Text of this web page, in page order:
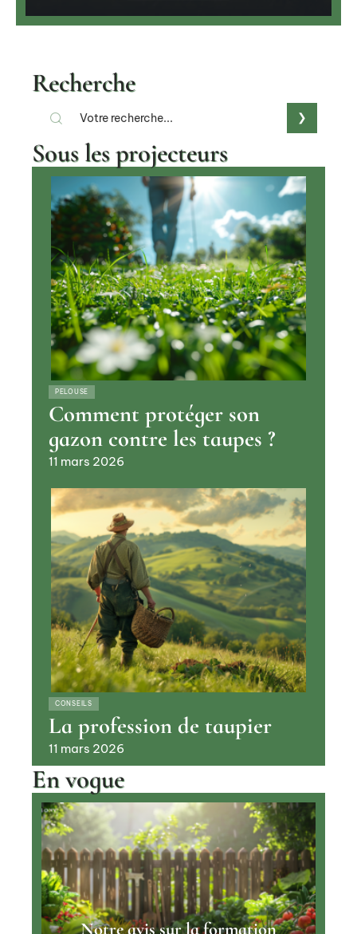
Recherche
Sous les projecteurs
PELOUSE
Comment protéger son
gazon contre les taupes ?
11 mars 2026
CONSEILS
La profession de taupier
11 mars 2026
En vogue
Notre avis sur la formation